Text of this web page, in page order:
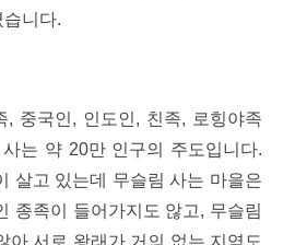
니다.
, 중국인, 인도인, 친족, 로힝야족
는 약 20만 인구의 주도입니다.
살고 있는데 무슬림 사는 마을은
종족이 들어가지도 않고, 무슬림
아 서로 왕래가 거의 없는 지역도